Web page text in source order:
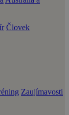
Človek
Zaujímavosti